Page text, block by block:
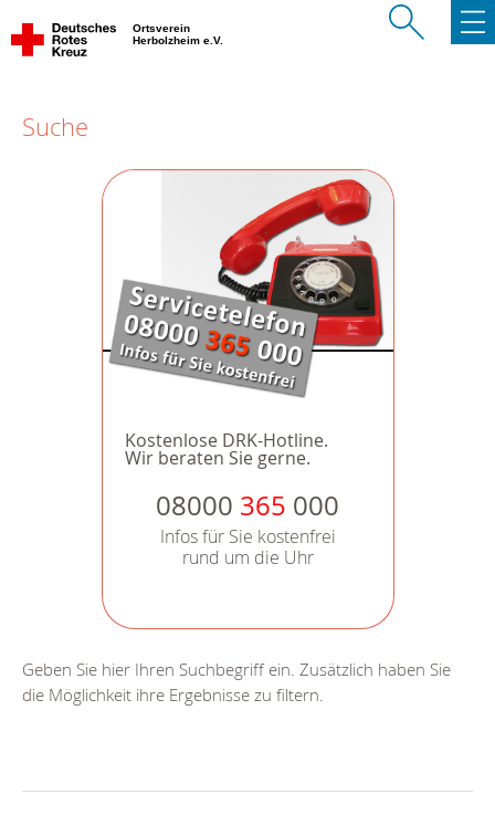
Ortsverein
Herbolzheim e.V.
Suche
Kostenlose DRK-Hotline.
Wir beraten Sie gerne.
08000 365 000
Infos für Sie kostenfrei
rund um die Uhr
Geben Sie hier Ihren Suchbegriff ein. Zusätzlich haben Sie
die Möglichkeit ihre Ergebnisse zu filtern.